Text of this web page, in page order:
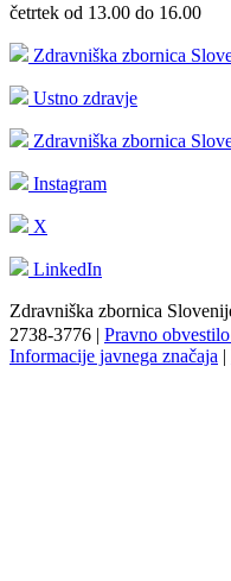
četrtek od 13.00 do 16.00
Zdravniška zbornica
Ustno zdravje
Zdravniška zbornica
Instagram
X
LinkedIn
Zdravniška zbornica
2738-3776 | Pravno obvestilo
Informacije javnega značaja |